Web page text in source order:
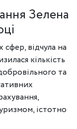
Зелена
сфер, відчула на
кількість
та
істотно